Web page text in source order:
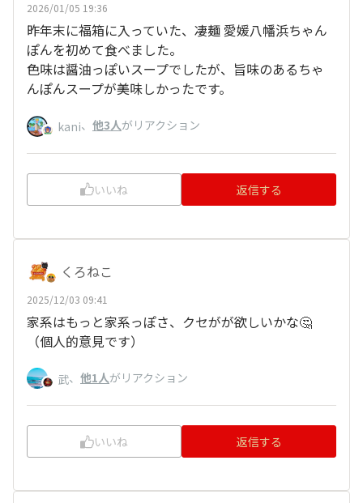
2026/01/05 19:36
昨年末に福箱に入っていた、凄麺 愛媛八幡浜ちゃん
ぽんを初めて食べました。
色味は醤油っぽいスープでしたが、旨味のあるちゃ
んぽんスープが美味しかったです。
kani、 他3人がリアクション
いいね 返信する
くろねこ
2025/12/03 09:41
家系はもっと家系っぽさ、クセがが欲しいかな🤔
（個人的意見です）
武、 他1人がリアクション
いいね 返信する